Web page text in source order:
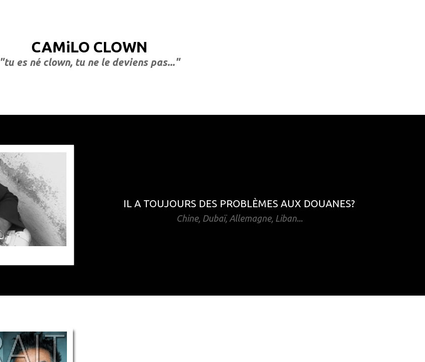
CAMiLO CLOWN
"tu es né clown, tu ne le deviens pas..."
IL A TOUJOURS DES PROBLÈMES AUX DOUANES?
Chine, Dubaï, Allemagne, Liban...